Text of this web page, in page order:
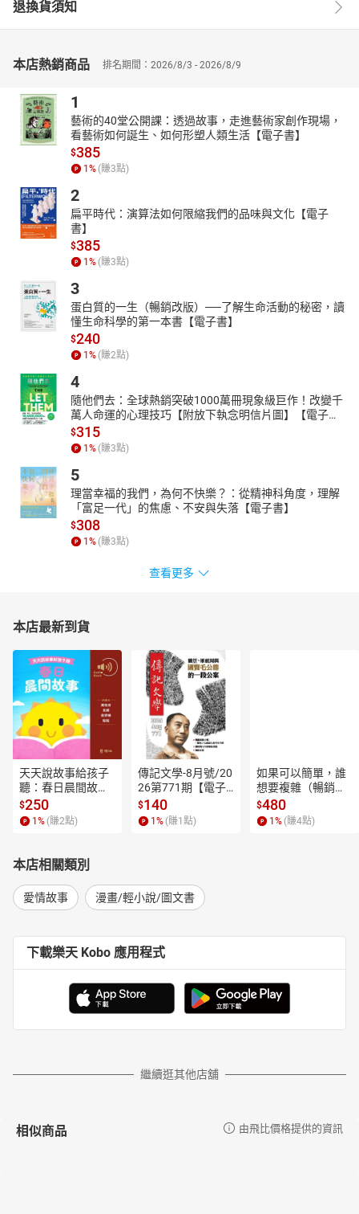
退換貨須知
本店熱銷商品 排名期間：2026/8/3 - 2026/8/9
1
藝術的40堂公開課：透過故事，走進藝術家創作現場，
看藝術如何誕生、如何形塑人類生活【電子書】
$385
1% (賺3點)
2
扁平時代：演算法如何限縮我們的品味與文化【電子
書】
$385
1% (賺3點)
3
蛋白質的一生（暢銷改版）──了解生命活動的秘密，讀
懂生命科學的第一本書【電子書】
$240
1% (賺2點)
4
隨他們去：全球熱銷突破1000萬冊現象級巨作！改變千
萬人命運的心理技巧【附放下執念明信片圖】【電子
書】
$315
1% (賺3點)
5
理當幸福的我們，為何不快樂？：從精神科角度，理解
「富足一代」的焦慮、不安與失落【電子書】
$308
1% (賺3點)
查看更多
本店最新到貨
天天說故事給孩子
聽：春日晨間故事
【有聲書】
$250
1 % (賺2點)
傳記文學-8月號/20
26第771期【電子
書】
$140
1 % (賺1 點)
如果可以簡單，誰
想要複雜（暢銷經
典新編版）【電子
書】
$480
1 % (賺4點)
本店相關類別
愛情故事 漫畫/輕小說/圖文書
下載樂天 Kobo 應用程式
繼續逛其他店舖
相似商品 由飛比價格提供的資訊